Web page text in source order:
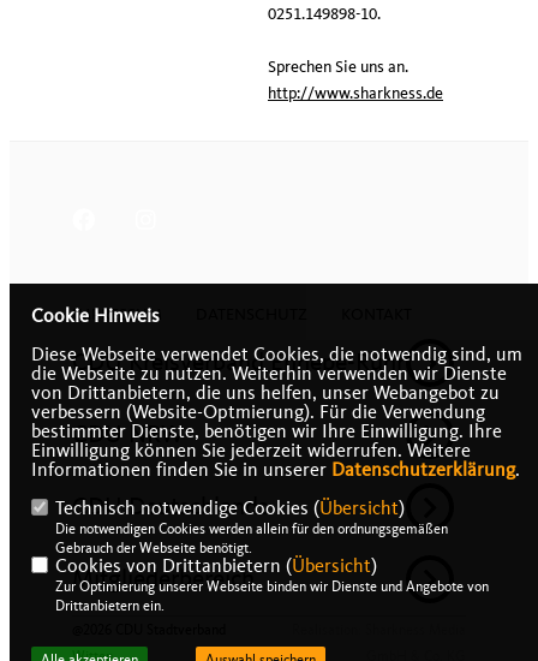
0251.149898-10.
Sprechen Sie uns an.
http://www.sharkness.de
IMPRESSUM
CDU Kreisverband Ennepe-Ruhr
CDU NRW
CDU Deutschlands
Mitgliederbereich
Witten
Cookie Hinweis
Diese Webseite verwendet Cookies, die notwendig sind, um
die Webseite zu nutzen. Weiterhin verwenden wir Dienste
von Drittanbietern, die uns helfen, unser Webangebot zu
verbessern (Website-Optmierung). Für die Verwendung
bestimmter Dienste, benötigen wir Ihre Einwilligung. Ihre
Einwilligung können Sie jederzeit widerrufen. Weitere
Informationen finden Sie in unserer Datenschutzerklärung.
Technisch notwendige Cookies (Übersicht)
Die notwendigen Cookies werden allein für den ordnungsgemäßen
Gebrauch der Webseite benötigt.
Cookies von Drittanbietern (Übersicht)
Zur Optimierung unserer Webseite binden wir Dienste und Angebote von
Drittanbietern ein.